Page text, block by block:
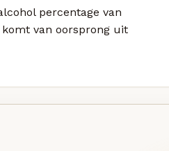
percentage van
van oorsprong uit